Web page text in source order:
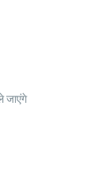
जाएंगे